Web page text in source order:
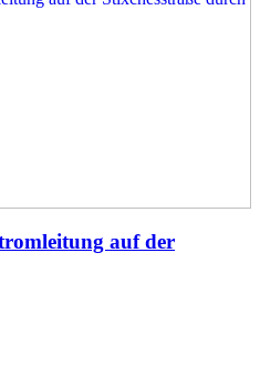
auf der